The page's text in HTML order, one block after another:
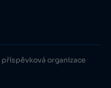
příspěvková organizace